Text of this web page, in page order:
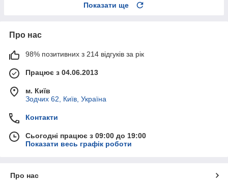
Показати ще
Про нас
98% позитивних з 214 відгуків за рік
Працює з 04.06.2013
м. Київ
Зодчих 62, Київ, Україна
Контакти
Сьогодні працює з 09:00 до 19:00
Показати весь графік роботи
Про нас